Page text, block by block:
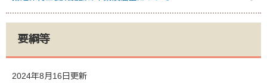
要綱等
2024年8月16日更新